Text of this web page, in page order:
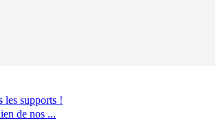
les supports !
de nos ...